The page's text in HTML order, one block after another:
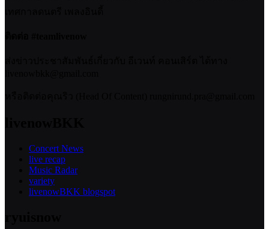
Concert News
live recap
Music Radar
variety
livenowBKK blogspot